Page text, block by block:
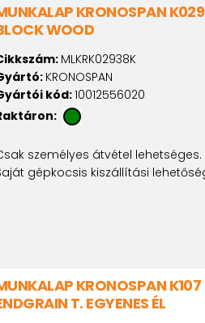
KRONOSPAN
WOOD
MLKRK02938K
KRONOSPAN
kód:10012556020
személyes átvétel lehetséges.
gépkocsis kiszállítási
KRONOSPAN
T. EGYENES ÉL